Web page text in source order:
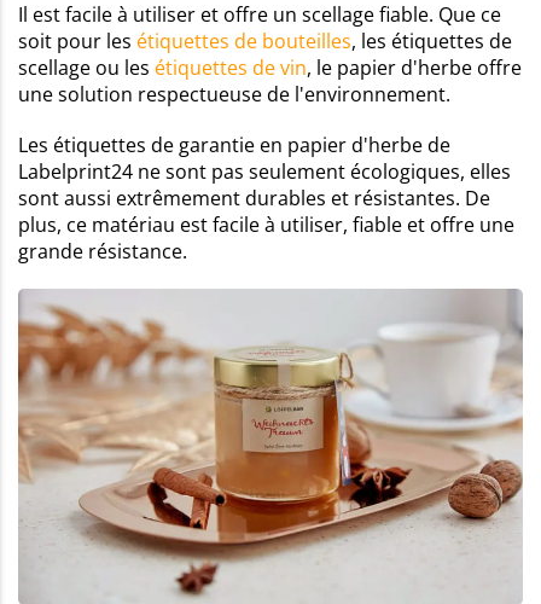
Il est facile à utiliser et offre un scellage fiable. Que ce
soit pour les étiquettes de bouteilles, les étiquettes de
scellage ou les étiquettes de vin, le papier d'herbe offre
une solution respectueuse de l'environnement.
Les étiquettes de garantie en papier d'herbe de
Labelprint24 ne sont pas seulement écologiques, elles
sont aussi extrêmement durables et résistantes. De
plus, ce matériau est facile à utiliser, fiable et offre une
grande résistance.